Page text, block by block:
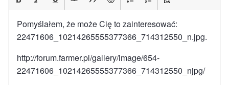
Pomyślałem, że może Cię to zainteresować:
22471606_10214265555377366_714312550_n.jpg.
http://forum.farmer.pl/gallery/image/654-
22471606_10214265555377366_714312550_njpg/